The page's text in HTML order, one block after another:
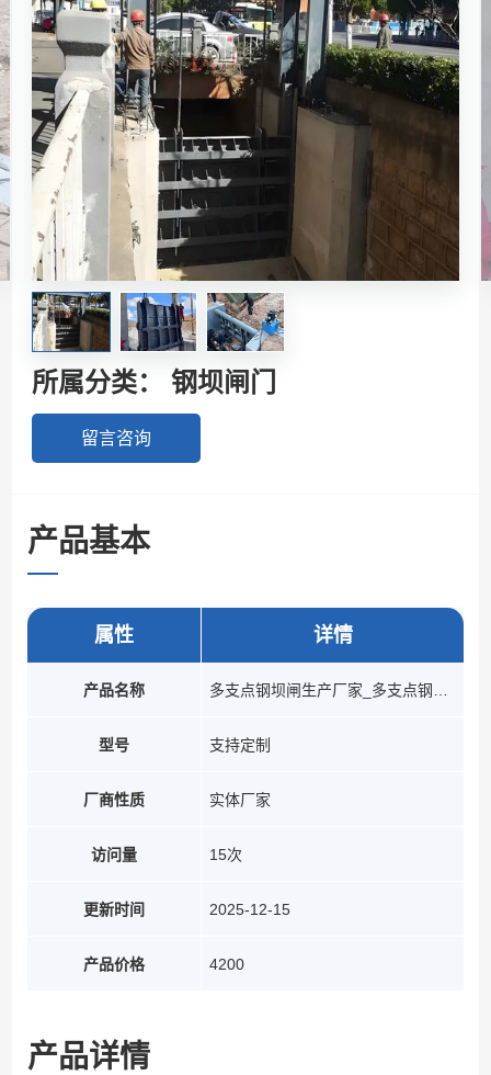
所属分类：钢坝闸门
留言咨询
产品基本
参数
属性
产品名称
型号
厂商性质
访问量
更新时间
产品价格
详情
支持定制
实体厂家
15次
2025-12-15
4200
产品详情